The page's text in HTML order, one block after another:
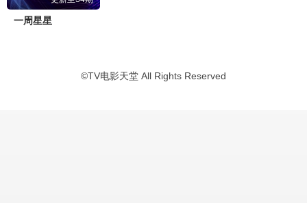
一周星星
©TV电影天堂 All Rights Reserved